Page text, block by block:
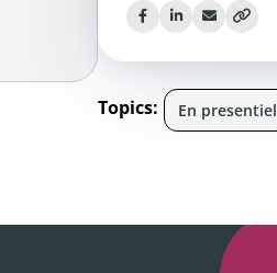
Topics: En presentiel